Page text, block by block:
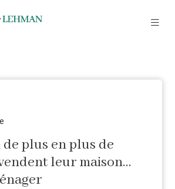
plus en plus de
leur maison…